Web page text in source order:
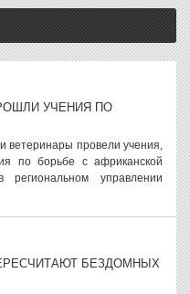
УЧЕНИЯ ПО
ветеринары провели учения,
по борьбе с африканской
управлении
БЕЗДОМНЫХ